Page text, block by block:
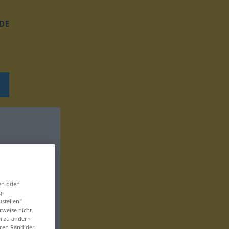
DE
oder
nicht
zu ändern
Rand der